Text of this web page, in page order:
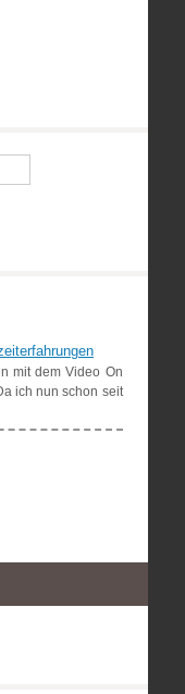
mit dem Video On
ich nun schon seit